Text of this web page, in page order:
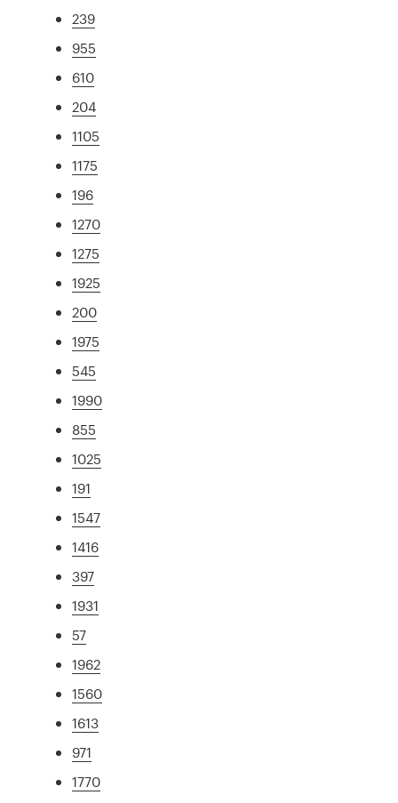
239
955
610
204
1105
1175
196
1270
1275
1925
200
1975
545
1990
855
1025
191
1547
1416
397
1931
57
1962
1560
1613
971
1770